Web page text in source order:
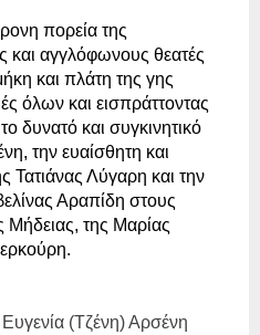
πορεία της
και αγγλόφωνους θεατές
και πλάτη της γης
όλων και εισπράττοντας
δυνατό και συγκινητικό
την ευαίσθητη και
Τατιάνας Λύγαρη και την
Αραπίδη στους
Μήδειας, της Μαρίας
(Τζένη) Αρσένη